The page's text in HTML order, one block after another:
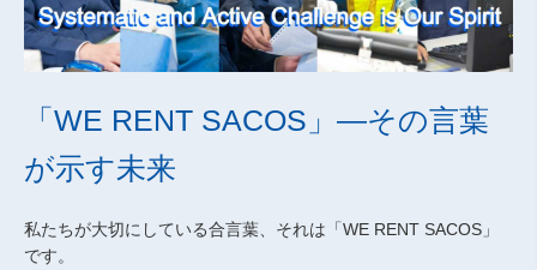
「WE RENT SACOS」―その言葉
が示す未来
私たちが大切にしている合言葉、それは「WE RENT SACOS」
です。